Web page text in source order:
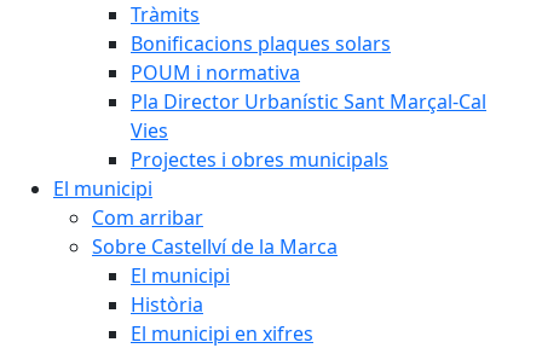
Tràmits
Bonificacions plaques solars
POUM i normativa
Pla Director Urbanístic Sant Marçal-Cal
Vies
Projectes i obres municipals
El municipi
Com arribar
Sobre Castellví de la Marca
El municipi
Història
El municipi en xifres